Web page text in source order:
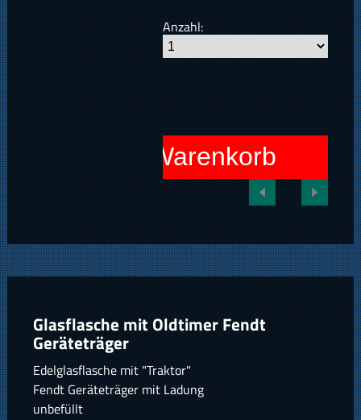
Anzahl:
In den Warenkorb
Glasflasche mit Oldtimer Fendt
Geräteträger
Edelglasflasche mit "Traktor"
Fendt Geräteträger mit Ladung
unbefüllt